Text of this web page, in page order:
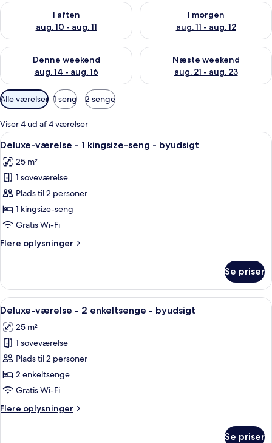
I aften
aug. 10 - aug. 11
Tjek tilgængelighed for i aften aug. 10 - aug. 11
I morgen
aug. 11 - aug. 12
Tjek tilgængelighed for i
Denne weekend
aug. 14 - aug. 16
Tjek tilgængelighed for denne weekend aug. 14 - aug. 16
Næste weekend
aug. 21 - aug. 23
Tjek tilgængelighed for næste
Tilgængelige
filtre
for
værelser
Alle værelser 1 seng 2 senge
Viser 4 ud af 4 værelser
Indlæs
alle
billeder
af
Deluxe-
værelse
-
kingsize-
byudsigt
Et hotelværelse med en stor seng,
7
Deluxe-værelse - 1 kingsize-seng - byudsigt
25 m²
1 soveværelse
Plads til 2 personer
1 kingsize-seng
Gratis Wi-Fi
Flere oplysninger
Flere
værelse
1
seng
Se priser
Indlæs
alle
billeder
af
Deluxe-
værelse
-
enkeltsenge
Et hotelværelse med to senge, et
5
Deluxe-værelse - 2 enkeltsenge - byudsigt
25 m²
1 soveværelse
Plads til 2 personer
2 enkeltsenge
Gratis Wi-Fi
Flere oplysninger
Flere
Se priser